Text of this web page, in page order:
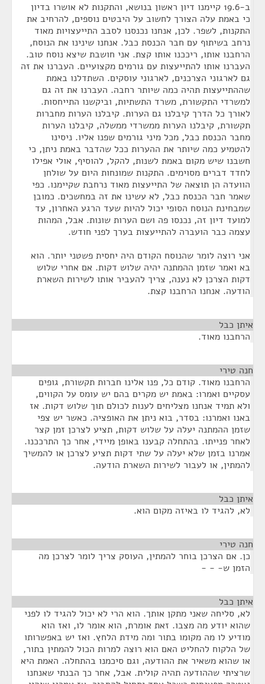
ב-19.6 קיימנו דיון ראשון בנושא, והתקנות לא אושרו בדיון
כי באמת עלה הצורך לחשוב על היבטים נוספים, להרחיב את
התקנות, לשפר. לכן, אנחנו נכנסנו לסבב התייעצויות מאוד
נרחב בשיתוף עם חבר הכנסת כבל. אנחנו שינינו את הנוסח,
הרחבנו אותו, ריככנו אותו קצת. אני חושבת שיצא נוסח טוב.
העברנו אותו להתייעצות עם גורמים מקצועיים. העברנו את זה
גם לארגוני הצרכנים, לארגוני עוסקים. השתדלנו באמת
שההתייעצות תהיה כמה שיותר רחבה. העברנו את זה גם
למשרדי התקשורת, משרד התשתיות, וביקשנו התייחסות.
לאורך כל הדרך קיבלנו גם הערות. קיבלנו הערות מחברות
תקשורת, קיבלנו הערות ממשרדי ממשלה, קיבלנו הערות
מחבר הכנסת כבל, מכל מיני גורמים שפנו אליו. ניסינו
להטמיע כמה שיותר את ההערות ככל שהדבר באמת ניתן, כי
חשבנו שיש מקום באמת לשנות, להקל, להוסיף, אולי אפילו
לחדד דברים מסוימים. התקנות שמונחות היום על שולחן
הוועדה הן תוצאה של התייעצות מאוד נרחבת שקיימנו. כפי
שאמר חבר הכנסת כבל, לא עשינו את זה במחשכים. כמובן
שמבחינת הנוסח הסופי יכול להיות שעד הרגע האחרון, עד
למועד דיון זה, נכנסו פה ושם הערות שונות. אבל, המהות
עצמה כבר הועברה להתייעצות בערך לפני חודש.
אני רוצה לומר שהנוסח הקודם היה יחסית פשטני יותר. הוא
בא ואמר שזמן ההמתנה יהיה שלוש דקות. אם אחרי שלוש
דקות הצרכן לא נענה, צריך להעביר אותו לשירות השארת
הודעה. אנחנו הרחבנו קצת.
איתן כבל
הרחבנו מאוד.
חנה טירי
הרחבנו מאוד. קודם כל, פנו אלינו חברות תקשורת, גופים
עסקיים ואמרו: באמת יש מקרים בהם יש עומס על הקווים,
ולא תמיד אנחנו מצליחים לענות לכולם תוך שלוש דקות. אז
באנו ואמרנו: בסדר, בוא ניתן את האופציה. כאשר יש צפי
שזמן ההמתנה יעלה על שלוש דקות, תציע לצרכן זמן קצר
לאחר פנייתו. בהתחלה קבענו באופן מיידי, אחר כך התרככנו.
אמרנו בזמן שלא יעלה על שתי דקות תציע לצרכן או להמשיך
להמתין, או לעבור לשירות השארת הודעה.
איתן כבל
לא, להגיד לו באיזה מקום הוא.
חנה טירי
כן. אם הצרכן בוחר להמתין, העוסק צריך לומר לצרכן מה
הזמן ש- - -
איתן כבל
לא, סליחה שאני מתקן אותך. הוא הרי לא יכול להגיד לו לפני
שהוא יודע מה מצבו. זאת אומרת, הוא אומר לו, ואז הוא
מודיע לו מה מקומו בתור ומה מידת הלחץ. ואז יש באפשרותו
של הלקוח להחליט האם הוא רוצה למרות הכול להמתין בתור,
או שהוא משאיר את ההודעה, וגם סיכמנו בהתחלה. האמת היא
שרציתי שההודעה תהיה קולית. אבל, אחר כך הבנתי שאנחנו